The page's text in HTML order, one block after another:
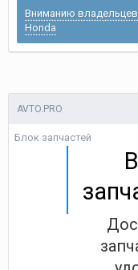
Вниманию
Honda
AVTO.PRO
Блок запчастей